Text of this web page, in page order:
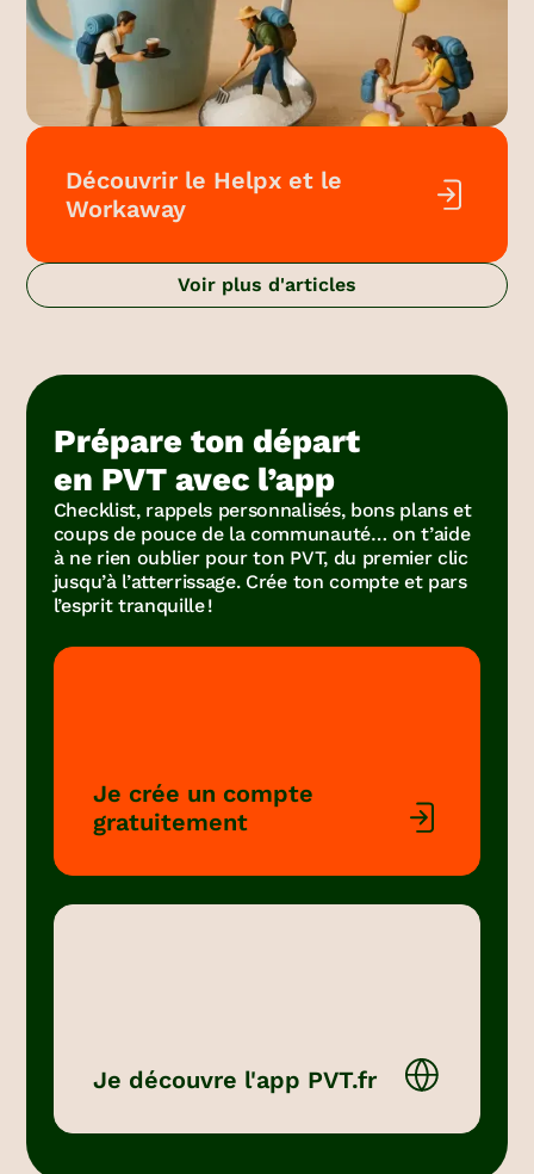
Découvrir le Helpx et le
Workaway
Voir plus d'articles
Prépare ton départ
en PVT avec l’app
Checklist, rappels personnalisés, bons plans et
coups de pouce de la communauté… on t’aide
à ne rien oublier pour ton PVT, du premier clic
jusqu’à l’atterrissage. Crée ton compte et pars
l’esprit tranquille !
Je crée un compte
gratuitement
Je découvre l'app PVT.fr